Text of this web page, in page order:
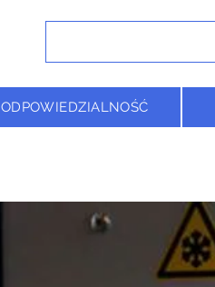
ODPOWIEDZIALNOŚĆ